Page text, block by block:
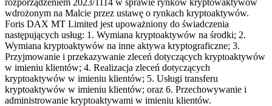
wdrożonym na Malcie przez ustawę o rynkach kryptoaktywów.
Foris DAX MT Limited jest upoważniony do świadczenia
następujących usług: 1. Wymiana kryptoaktywów na środki; 2.
Wymiana kryptoaktywów na inne aktywa kryptograficzne; 3.
Przyjmowanie i przekazywanie zleceń dotyczących kryptoaktywów
w imieniu klientów; 4. Realizacja zleceń dotyczących
kryptoaktywów w imieniu klientów; 5. Usługi transferu
kryptoaktywów w imieniu klientów; oraz 6. Przechowywanie i
administrowanie kryptoaktywami w imieniu klientów.